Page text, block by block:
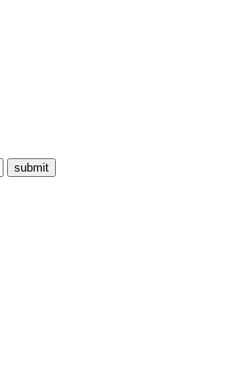
submit